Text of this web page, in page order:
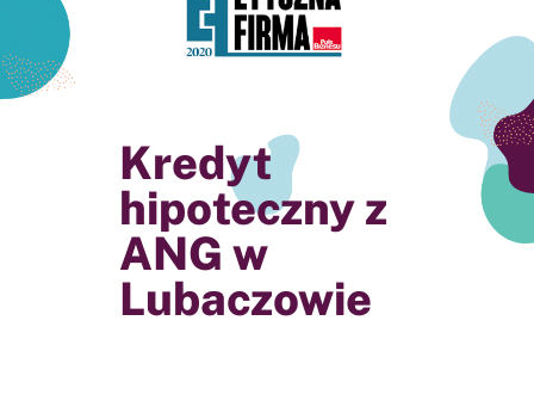
Kredyt
hipoteczny z
ANG w
Lubaczowie